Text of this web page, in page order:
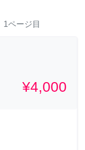
1ページ目
¥4,000